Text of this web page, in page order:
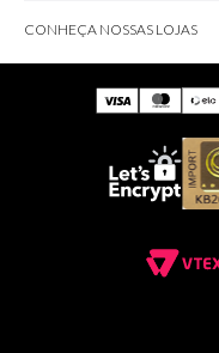
CONHEÇA NOSSAS LOJAS